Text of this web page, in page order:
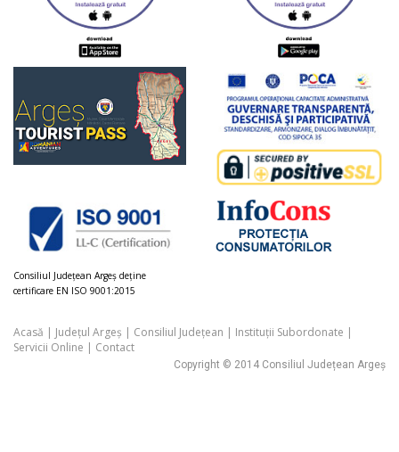
Consiliul Judeţean Argeș deţine
certificare EN ISO 9001:2015
Acasă | Județul Argeș | Consiliul Județean | Instituții Subordonate |
Servicii Online | Contact
Copyright © 2014 Consiliul Județean Argeș